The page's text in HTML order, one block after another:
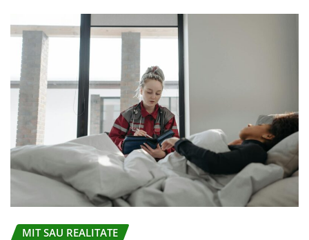
MIT SAU REALITATE